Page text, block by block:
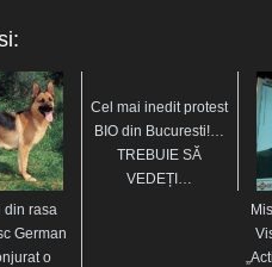
din rasa
German
o
Cel mai inedit protest
BIO din Bucuresti!…
TREBUIE SĂ
VEDEȚI…